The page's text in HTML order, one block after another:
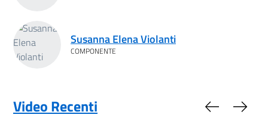
Susanna Elena Violanti
COMPONENTE
Video Recenti Slide